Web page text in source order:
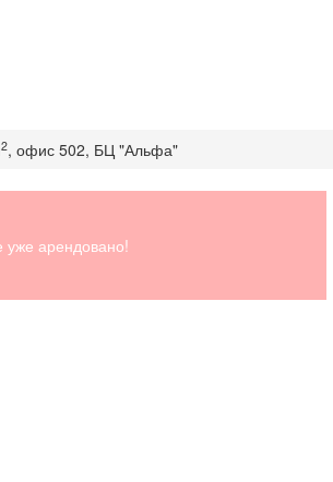
2, офис 502, БЦ "Альфа"
арендовано!